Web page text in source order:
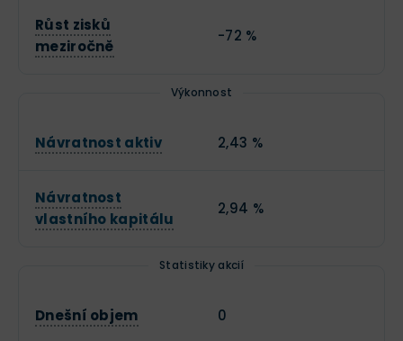
Růst zisků
meziročně
-72 %
Výkonnost
Návratnost aktiv 2,43 %
Návratnost
vlastního kapitálu
2,94 %
Statistiky akcií
Dnešní objem 0